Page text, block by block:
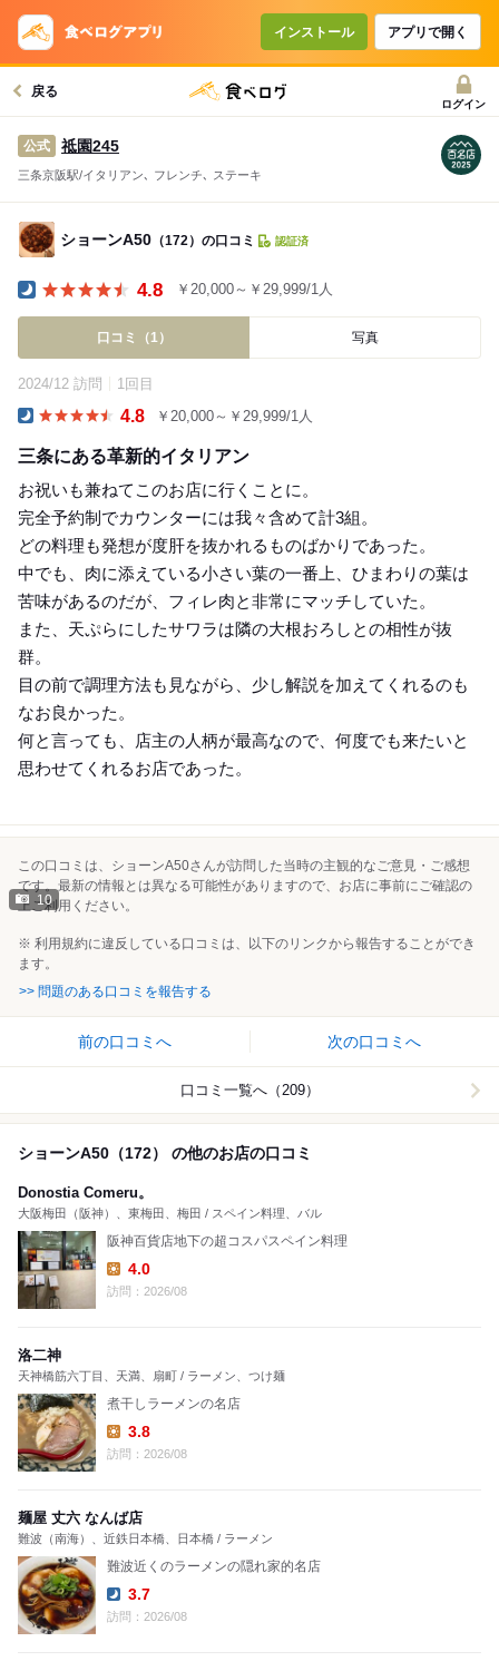
インストール アプリで開く
戻る
ログイン
公式 祗園245
三条京阪駅/イタリアン､ フレンチ､ ステーキ
ショーンA50 （172）の口コミ 認証済
4.8 ￥20,000～￥29,999/1人
口コミ（1） 写真
2024/12 訪問 1回目
4.8 ￥20,000～￥29,999/1人
三条にある革新的イタリアン
お祝いも兼ねてこのお店に行くことに。
完全予約制でカウンターには我々含めて計3組。
どの料理も発想が度肝を抜かれるものばかりであった。
中でも、肉に添えている小さい葉の一番上、ひまわりの葉は
苦味があるのだが、フィレ肉と非常にマッチしていた。
また、天ぷらにしたサワラは隣の大根おろしとの相性が抜
群。
目の前で調理方法も見ながら、少し解説を加えてくれるのも
なお良かった。
何と言っても、店主の人柄が最高なので、何度でも来たいと
思わせてくれるお店であった。
10
この口コミは、ショーンA50さんが訪問した当時の主観的なご意見・ご感想
です。最新の情報とは異なる可能性がありますので、お店に事前にご確認の
上ご利用ください。
※ 利用規約に違反している口コミは、以下のリンクから報告することができ
ます。
>> 問題のある口コミを報告する
前の口コミへ 次の口コミへ
口コミ一覧へ（209）
ショーンA50（172） の他のお店の口コミ
Donostia Comeru。
大阪梅田（阪神）、東梅田、梅田 / スペイン料理、バル
阪神百貨店地下の超コスパスペイン料理
Lunch:
4.0
訪問：2026/08
洛二神
天神橋筋六丁目、天満、扇町 / ラーメン、つけ麺
煮干しラーメンの名店
Lunch:
3.8
訪問：2026/08
麺屋 丈六 なんば店
難波（南海）、近鉄日本橋、日本橋 / ラーメン
難波近くのラーメンの隠れ家的名店
Dinner:
3.7
訪問：2026/08